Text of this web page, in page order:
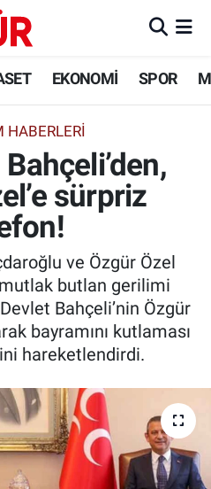
EKONOMİ SPOR
HABERLERI
sürpriz
ve Özgür Özel
butlan gerilimi
Bahçeli’nin Özgür
bayramını kutlaması
hareketlendirdi.
Haritası
ve Fikstür